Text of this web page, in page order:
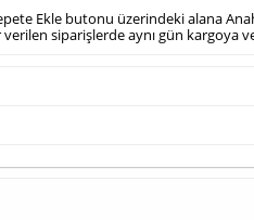
Ekle butonu üzerindeki alana
siparişlerde aynı gün kargoya